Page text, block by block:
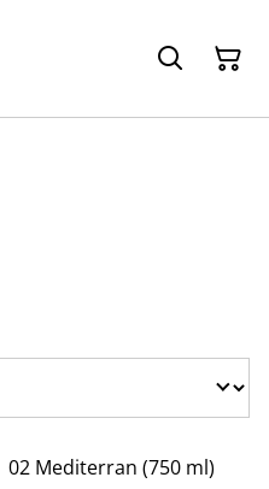
02 Mediterran (750 ml)